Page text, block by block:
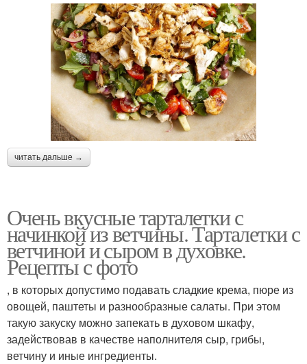
читать дальше →
Очень вкусные тарталетки с
начинкой из ветчины. Тарталетки с
ветчиной и сыром в духовке.
Рецепты с фото
, в которых допустимо подавать сладкие крема, пюре из
овощей, паштеты и разнообразные салаты. При этом
такую закуску можно запекать в духовом шкафу,
задействовав в качестве наполнителя сыр, грибы,
ветчину и иные ингредиенты.